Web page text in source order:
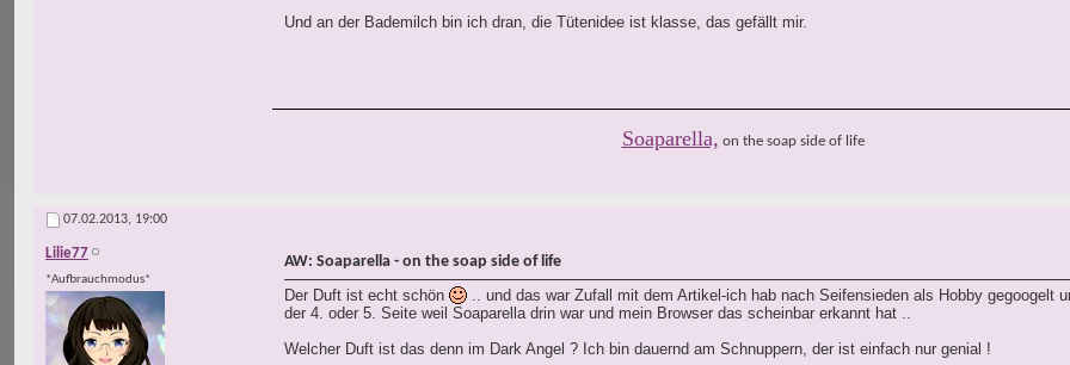
Und an der Bademilch bin ich dran, die Tütenidee ist klasse, das gefällt mir.
Soaparella, on the soap side of life
07.02.2013, 19:00
Lilie77
*Aufbrauchmodus*
AW: Soaparella - on the soap side of life
Der Duft ist echt schön
.. und das war Zufall mit dem Artikel-ich hab nach Seifensieden als Hobby gegoogelt
der 4. oder 5. Seite weil Soaparella drin war und mein Browser das scheinbar erkannt hat ..
Welcher Duft ist das denn im Dark Angel ? Ich bin dauernd am Schnuppern, der ist einfach nur genial !